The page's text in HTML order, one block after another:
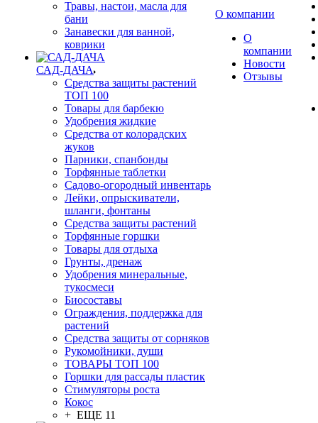
Травы, настои, масла для
бани
Занавески для ванной,
коврики
САД-ДАЧА
Средства защиты растений
ТОП 100
Товары для барбекю
Удобрения жидкие
Средства от колорадских
жуков
Парники, спанбонды
Торфянные таблетки
Садово-огородный инвентарь
Лейки, опрыскиватели,
шланги, фонтаны
Средства защиты растений
Торфянные горшки
Товары для отдыха
Грунты, дренаж
Удобрения минеральные,
тукосмеси
Биосоставы
Ограждения, поддержка для
растений
Средства защиты от сорняков
Рукомойники, души
ТОВАРЫ ТОП 100
Горшки для рассады пластик
Стимуляторы роста
Кокос
+ ЕЩЕ 11
О компании
О
компании
Новости
Отзывы